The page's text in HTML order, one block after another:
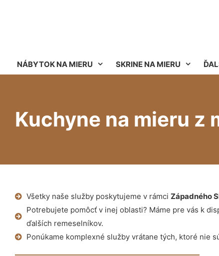
NÁBYTOK NA MIERU SKRINE NA MIERU
Kuchyne na mieru z
Všetky naše služby poskytujeme v rámci Západného
Potrebujete pomôcť v inej oblasti? Máme pre vás k
ďalších remeselníkov.
Ponúkame komplexné služby vrátane tých, ktoré nie